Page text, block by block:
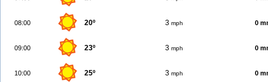
08:00 20º 3 mph 0
09:00 23º 3 mph 0
10:00 25º 3 mph 0